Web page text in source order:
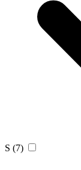
S (7)